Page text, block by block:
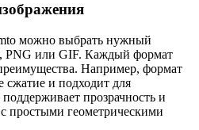
можно выбрать нужный
PNG или GIF. Каждый формат
Например, формат
сжатие и подходит для
прозрачность и
простыми геометрическими